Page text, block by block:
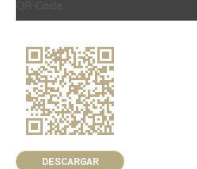
DESCARGAR